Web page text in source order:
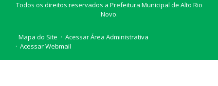
Todos os direitos reservados a Prefeitura Municipal de Alto Rio
Novo.
Mapa do Site
Acessar Área Administrativa
Acessar Webmail